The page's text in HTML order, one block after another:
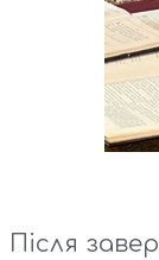
Після